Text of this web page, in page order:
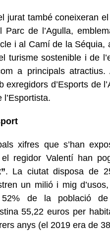
jurat també coneixeran
Parc de l’Agulla,
i al Camí de la Séquia,
turisme sostenible i de
a principals
exregidors d’Esports de
xifres que s’han
el regidor Valentí han
. La ciutat disposa de
un milió i mig
52% de la població
55,22 euros per
anys (el 2019 era de